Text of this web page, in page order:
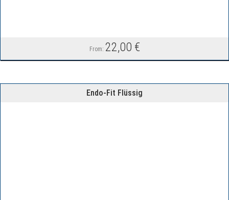
From: 22,00 €
Endo-Fit Flüssig